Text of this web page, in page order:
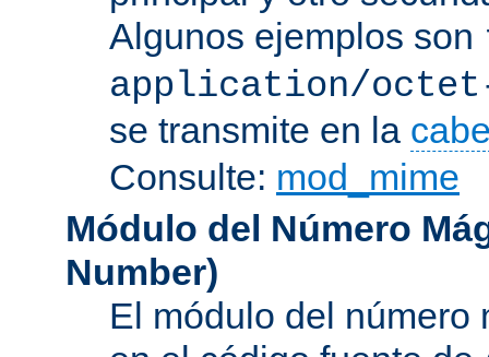
Algunos ejemplos son
application/
se transmite en la
Consulte: mod_mime
Módulo del Número
Number)
El módulo del número